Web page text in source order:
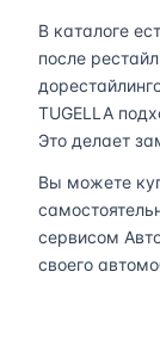
В каталоге
после
TUGELLA
Это делает
Вы можете
сервисом
своего